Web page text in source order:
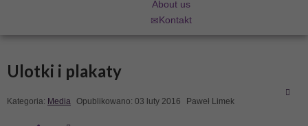
About us
Kontakt
Ulotki i plakaty
Kategoria: Media Opublikowano: 03 luty 2016 Paweł Limek